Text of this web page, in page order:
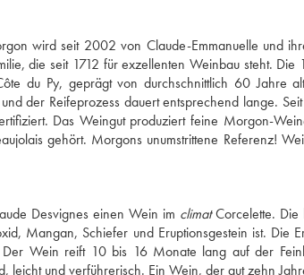
wird seit 2002 von Claude-Emmanuelle und
die seit 1712 für exzellenten Weinbau steht. Die
du Py, geprägt von durchschnittlich 60 Jahre
der Reifeprozess dauert entsprechend lange.
Das Weingut produziert feine Morgon-
gehört. Morgons unumstrittene Referenz!
Desvignes einen Wein im climatCorcelette. Die
Mangan, Schiefer und Eruptionsgestein ist. Die
Wein reift 10 bis 16 Monate lang auf der
leicht und verführerisch. Ein Wein, der gut zehn